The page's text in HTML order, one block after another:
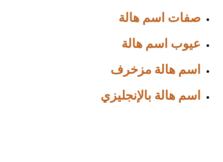
صفات اسم هالة
عيوب اسم هالة
اسم هالة مزخرف
اسم هالة بالإنجليزي